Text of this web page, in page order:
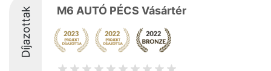
Díjazottak M6 AUTÓ PÉCS Vásártér